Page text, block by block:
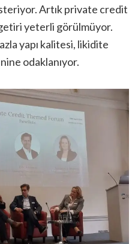
Artık private credit
yeterli görülmüyor.
yapı kalitesi, likidite
odaklanıyor.